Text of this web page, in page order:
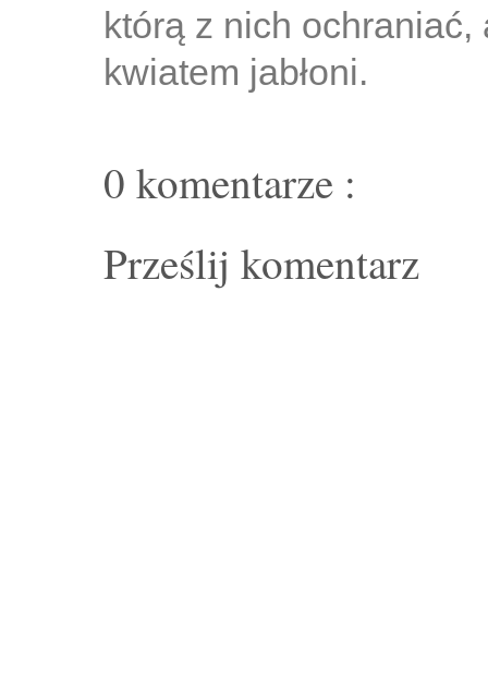
którą z nich ochraniać,
kwiatem jabłoni.
0 komentarze :
Prześlij komentarz